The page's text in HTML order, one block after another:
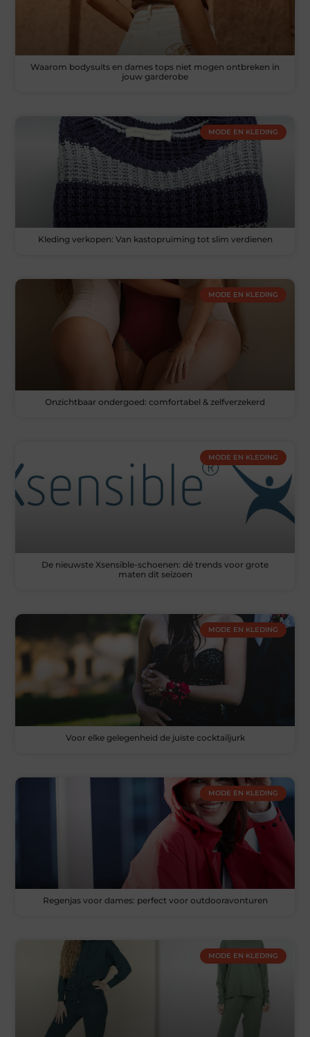
Waarom bodysuits en dames tops niet mogen ontbreken in
jouw garderobe
MODE EN KLEDING
Kleding verkopen: Van kastopruiming tot slim verdienen
MODE EN KLEDING
Onzichtbaar ondergoed: comfortabel & zelfverzekerd
MODE EN KLEDING
De nieuwste Xsensible-schoenen: dé trends voor grote
maten dit seizoen
MODE EN KLEDING
Voor elke gelegenheid de juiste cocktailjurk
MODE EN KLEDING
Regenjas voor dames: perfect voor outdooravonturen
MODE EN KLEDING